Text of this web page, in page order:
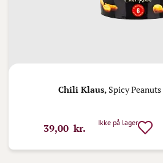
Chili Klaus,Spicy
39,00 kr. Ikke på lager